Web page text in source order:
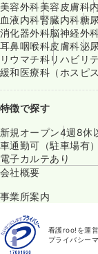
美容外科美容皮膚科
血液内科腎臓内科糖
消化器外科脳神経外
耳鼻咽喉科皮膚科泌
リウマチ科リハビリ
緩和医療科（ホスピス
特徴で探す
新規オープン4週8休
車通勤可（駐車場有）
電子カルテあり
会社概要
事業所案内
看護roo!を運
プライバシー